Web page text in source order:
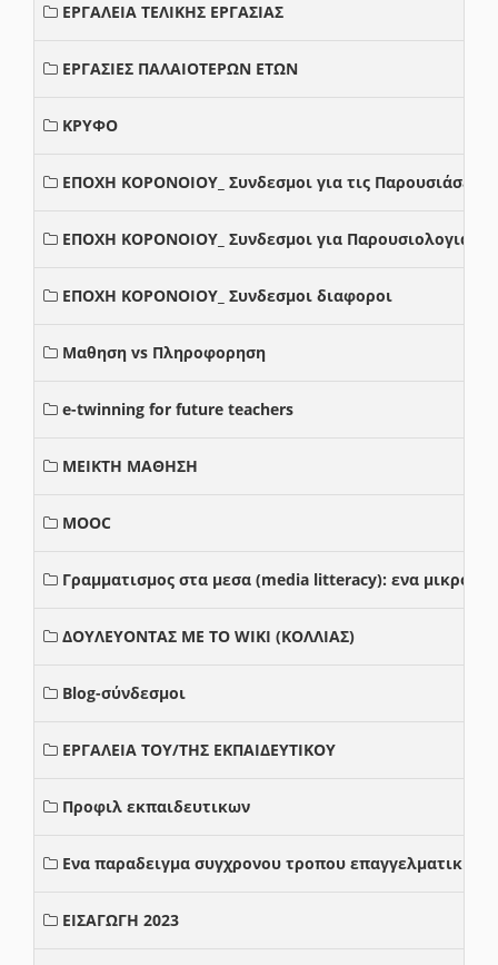
ΕΡΓΑΛΕΙΑ ΤΕΛΙΚΗΣ ΕΡΓΑΣΙΑΣ
ΕΡΓΑΣΙΕΣ ΠΑΛΑΙΟΤΕΡΩΝ ΕΤΩΝ
ΚΡΥΦΟ
ΕΠΟΧΗ ΚΟΡΟΝΟΙΟΥ_ Συνδεσμοι για τις Παρουσιάσεις
ΕΠΟΧΗ ΚΟΡΟΝΟΙΟΥ_ Συνδεσμοι για Παρουσιολογια
ΕΠΟΧΗ ΚΟΡΟΝΟΙΟΥ_ Συνδεσμοι διαφοροι
Μαθηση vs Πληροφορηση
e-twinning for future teachers
ΜΕΙΚΤΗ ΜΑΘΗΣΗ
MOOC
Γραμματισμος στα μεσα (media litteracy): ενα μικρο
ΔΟΥΛΕΥΟΝΤΑΣ ΜΕ ΤΟ WIKI (ΚΟΛΛΙΑΣ)
Blog-σύνδεσμοι
ΕΡΓΑΛΕΙΑ ΤΟΥ/ΤΗΣ ΕΚΠΑΙΔΕΥΤΙΚΟΥ
Προφιλ εκπαιδευτικων
Ενα παραδειγμα συγχρονου τροπου επαγγελματικης
ΕΙΣΑΓΩΓΗ 2023